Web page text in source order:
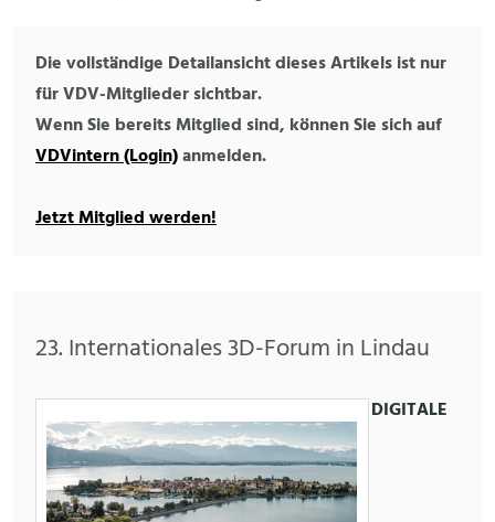
Die vollständige Detailansicht dieses Artikels ist nur
für VDV-Mitglieder sichtbar.
Wenn Sie bereits Mitglied sind, können Sie sich auf
VDVintern (Login)anmelden.
Jetzt Mitglied werden!
23. Internationales 3D-Forum in Lindau
DIGITALE